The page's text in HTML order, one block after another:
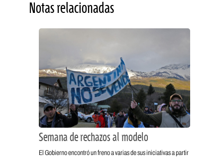
Notas relacionadas
Semana de rechazos al modelo
El Gobierno encontró un freno a varias de sus iniciativas a partir